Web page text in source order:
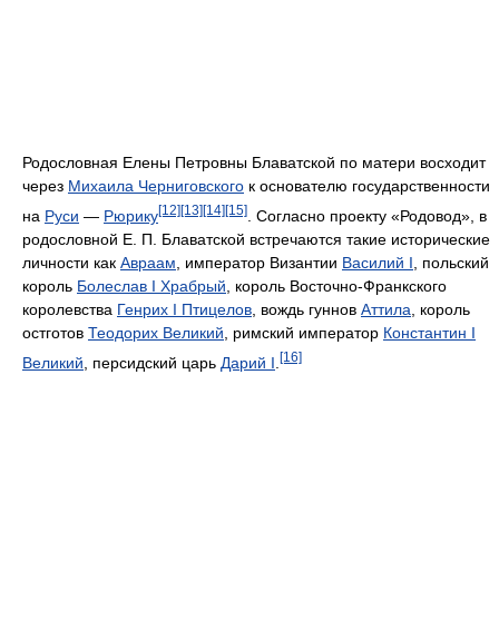
Родословная Елены Петровны Блаватской по матери восходит
через Михаила Черниговского к основателю государственности
на Руси — Рюрику[12][13][14][15]
. Согласно проекту «Родовод», в
родословной Е. П. Блаватской встречаются такие исторические
личности как Авраам , император Византии Василий I , польский
король Болеслав I Храбрый , король Восточно-Франкского
королевства Генрих I Птицелов , вождь гуннов Аттила , король
остготов Теодорих Великий , римский император Константин I
Великий , персидский царь Дарий I [16]